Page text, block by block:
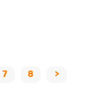
7 8 >